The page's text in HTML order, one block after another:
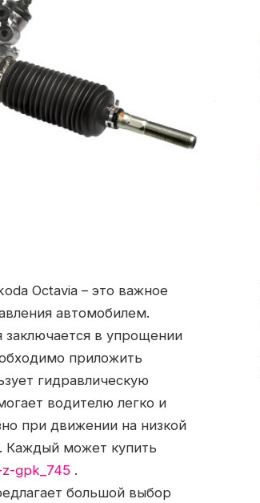
Octavia – это важное
автомобилем.
заключается в упрощении
приложить
гидравлическую
водителю легко и
при движении на низкой
Каждый может купить
gpk_745 .
большой выбор